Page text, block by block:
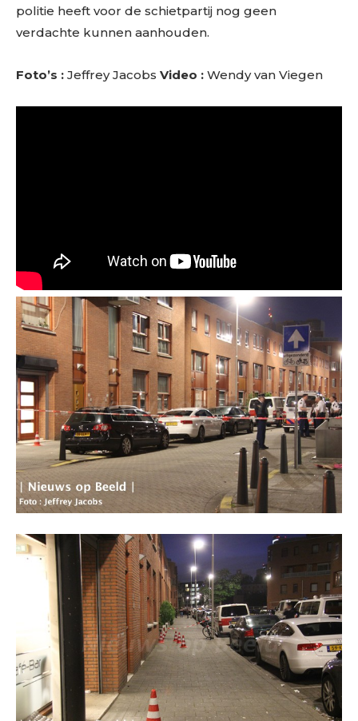
politie heeft voor de schietpartij nog geen
verdachte kunnen aanhouden.
Foto’s : Jeffrey Jacobs Video : Wendy van Viegen